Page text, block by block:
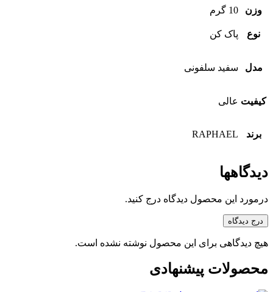
وزن 10 گرم
نوع پاک کن
مدل سفید سلفونی
کیفیت عالی
برند RAPHAEL
دیدگاهها
درمورد این محصول دیدگاه درج کنید.
درج دیدگاه
هیچ دیدگاهی برای این محصول نوشته نشده است.
محصولات پیشنهادی